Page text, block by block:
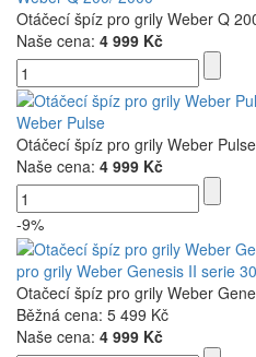
Otáčecí špíz pro grily Weber Q
Naše cena: 4 999 Kč
Weber Pulse
Otáčecí špíz pro grily Weber Pulse
Naše cena: 4 999 Kč
-9%
pro grily Weber Genesis II serie
Otačecí špíz pro grily Weber
Běžná cena: 5 499 Kč
Naše cena: 4 999 Kč